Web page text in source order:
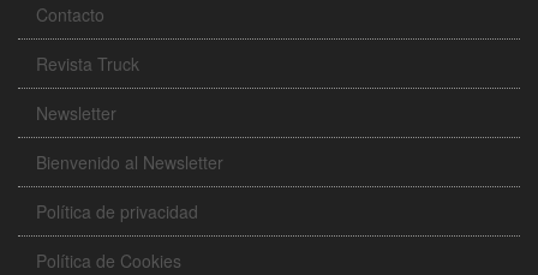
Contacto
Revista Truck
Newsletter
Bienvenido al Newsletter
Política de privacidad
Política de Cookies